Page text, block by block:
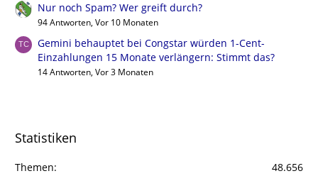
Nur noch Spam? Wer greift durch?
94 Antworten, Vor 10 Monaten
Gemini behauptet bei Congstar würden 1-Cent-
Einzahlungen 15 Monate verlängern: Stimmt das?
14 Antworten, Vor 3 Monaten
Statistiken
Themen
48.656